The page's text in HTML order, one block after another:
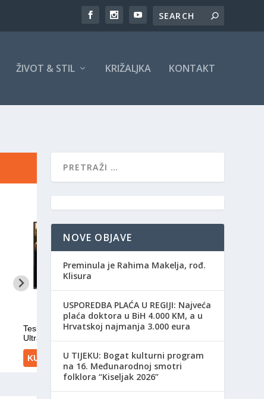
ŽIVOT & STIL KRIŽALJKA KONTAKT
NOVE OBJAVE
Preminula je Rahima Makelja, rođ.
Klisura
USPOREDBA PLAĆA U REGIJI: Najveća
plaća doktora u BiH 4.000 KM, a u
Hrvatskoj najmanja 3.000 eura
​U TIJEKU: Bogat kulturni program
na 16. Međunarodnoj smotri
folklora “Kiseljak 2026”